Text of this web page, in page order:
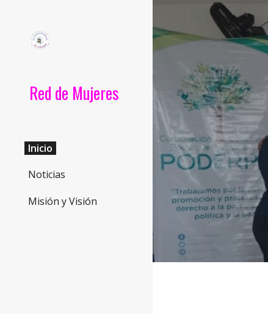
Red de Mujeres
Inicio
Noticias
Misión y Visión